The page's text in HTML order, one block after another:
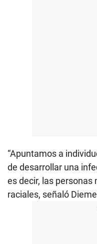
“Apuntamos a
de desarrollar una
es decir, las
raciales, señaló